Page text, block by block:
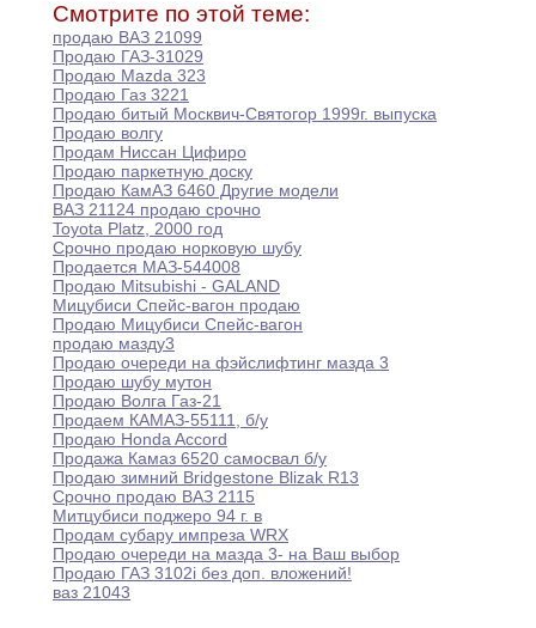
Смотрите по этой теме:
продаю ВАЗ 21099
Продаю ГАЗ-31029
Продаю Mazda 323
Продаю Газ 3221
Продаю битый Москвич-Святогор 1999г. выпуска
Продаю волгу
Продам Ниссан Цифиро
Продаю паркетную доску
Продаю КамАЗ 6460 Другие модели
ВАЗ 21124 продаю срочно
Toyota Platz, 2000 год
Срочно продаю норковую шубу
Продается МАЗ-544008
Продаю Mitsubishi - GALAND
Мицубиси Спейс-вагон продаю
Продаю Мицубиси Спейс-вагон
продаю мазду3
Продаю очереди на фэйслифтинг мазда 3
Продаю шубу мутон
Продаю Волга Газ-21
Продаем КАМАЗ-55111, б/у
Продаю Honda Accord
Продажа Камаз 6520 самосвал б/у
Продаю зимний Bridgestone Blizak R13
Срочно продаю ВАЗ 2115
Митцубиси поджеро 94 г. в
Продам субару импреза WRX
Продаю очереди на мазда 3- на Ваш выбор
Продаю ГАЗ 3102i без доп. вложений!
ваз 21043